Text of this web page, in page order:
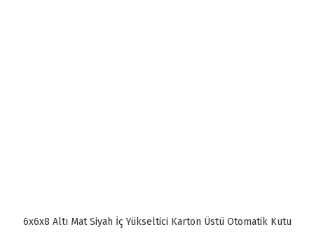
6x6x8 Altı Mat Siyah İç Yükseltici Karton Üstü Otomatik Kutu